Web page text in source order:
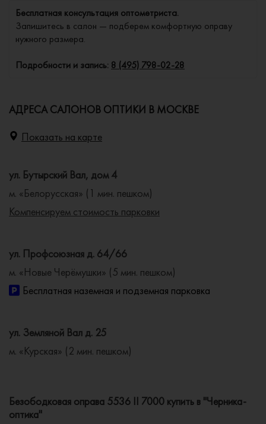
Бесплатная консультация оптометриста.
Запишитесь в салон — подберем комфортную оправу
нужного размера.
Подробности и запись: 8 (495) 798-02-28
АДРЕСА САЛОНОВ ОПТИКИ В МОСКВЕ
Показать на карте
ул. Бутырский Вал, дом 4
м. «Белорусская» (1 мин. пешком)
Компенсируем стоимость парковки
ул. Профсоюзная д. 64/66
м. «Новые Черёмушки» (5 мин. пешком)
Бесплатная наземная и подземная парковка
ул. Земляной Вал д. 25
м. «Курская» (2 мин. пешком)
Безободковая оправа 5536 II 7000 купить в "Черника-
оптика"